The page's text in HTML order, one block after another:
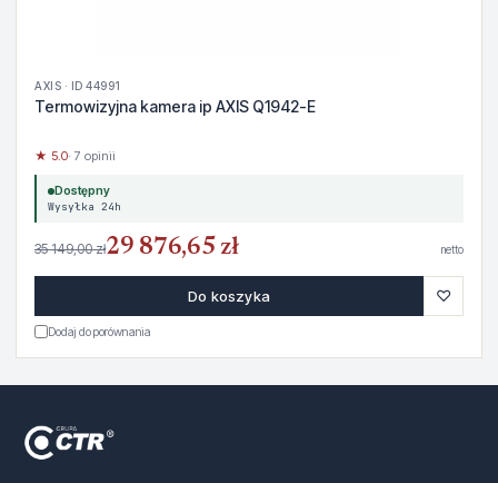
AXIS · ID 44991
Termowizyjna kamera ip AXIS Q1942-E
★ 5.0· 7 opinii
Dostępny
Wysyłka 24h
35 149,00 zł29 876,65 zł netto
Do koszyka ♡
Dodaj do porównania